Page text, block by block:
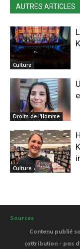
AUTRES ARTICLES
Culture
Droits de l'Homme
Culture
Sources
Contenu publié
(attribution - pas